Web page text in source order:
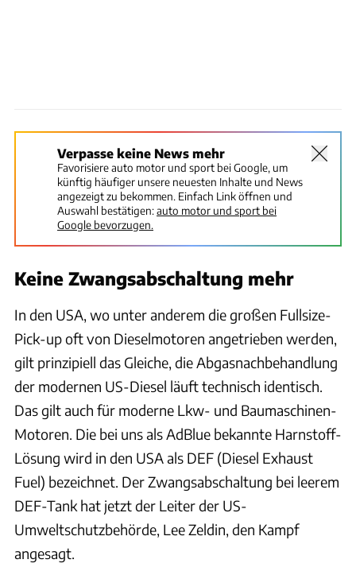
Verpasse keine News mehr
Favorisiere auto motor und sport bei Google, um
künftig häufiger unsere neuesten Inhalte und News
angezeigt zu bekommen. Einfach Link öffnen und
Auswahl bestätigen:auto motor und sport bei
Google bevorzugen.
Keine Zwangsabschaltung mehr
In den USA, wo unter anderem die großen Fullsize-
Pick-up oft von Dieselmotoren angetrieben werden,
gilt prinzipiell das Gleiche, die Abgasnachbehandlung
der modernen US-Diesel läuft technisch identisch.
Das gilt auch für moderne Lkw- und Baumaschinen-
Motoren. Die bei uns als AdBlue bekannte Harnstoff-
Lösung wird in den USA als DEF (Diesel Exhaust
Fuel) bezeichnet. Der Zwangsabschaltung bei leerem
DEF-Tank hat jetzt der Leiter der US-
Umweltschutzbehörde, Lee Zeldin, den Kampf
angesagt.